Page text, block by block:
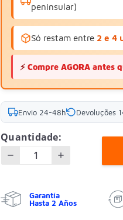
peninsular)
Só restam entre 2 e 4
⚡ Compre AGORA antes
Envio 24-48h Devoluções
Quantidade:
Garantía
Hasta 2 Años